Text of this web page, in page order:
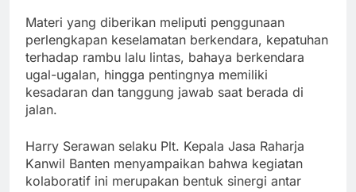
Materi yang diberikan meliputi penggunaan
perlengkapan keselamatan berkendara, kepatuhan
terhadap rambu lalu lintas, bahaya berkendara
ugal-ugalan, hingga pentingnya memiliki
kesadaran dan tanggung jawab saat berada di
jalan.
Harry Serawan selaku Plt. Kepala Jasa Raharja
Kanwil Banten menyampaikan bahwa kegiatan
kolaboratif ini merupakan bentuk sinergi antar